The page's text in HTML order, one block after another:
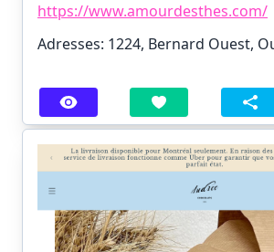
https://www.amourdesthes.com/
Adresses: 1224, Bernard Ouest,